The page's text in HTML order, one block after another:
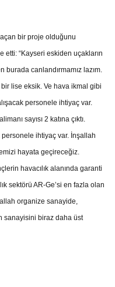
bir proje olduğunu
etti: “Kayseri eskiden uçakların
canlandırmamız lazım.
lise eksik. Ve hava ikmal gibi
personele ihtiyaç var.
sayısı 2 katına çıktı.
personele ihtiyaç var. İnşallah
hayata geçireceğiz.
havacılık alanında garanti
sektörü AR-Ge’si en fazla olan
organize sanayide,
sanayisini biraz daha üst